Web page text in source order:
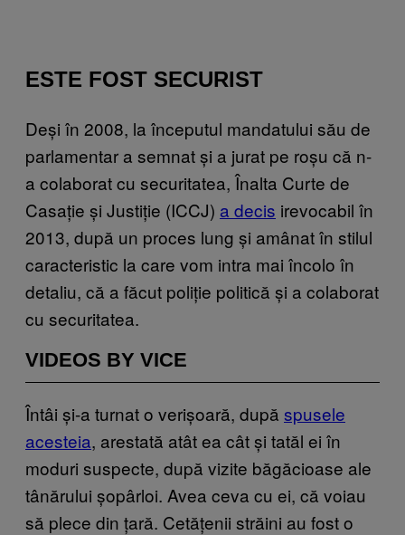
ESTE FOST SECURIST
Deși în 2008, la începutul mandatului său de
parlamentar a semnat și a jurat pe roșu că n-
a colaborat cu securitatea, Înalta Curte de
Casație și Justiție (ICCJ) a decis irevocabil în
2013, după un proces lung și amânat în stilul
caracteristic la care vom intra mai încolo în
detaliu, că a făcut poliție politică și a colaborat
cu securitatea.
VIDEOS BY VICE
Întâi și-a turnat o verișoară, după spusele
acesteia, arestată atât ea cât și tatăl ei în
moduri suspecte, după vizite băgăcioase ale
tânărului șopârloi. Avea ceva cu ei, că voiau
să plece din țară. Cetățenii străini au fost o